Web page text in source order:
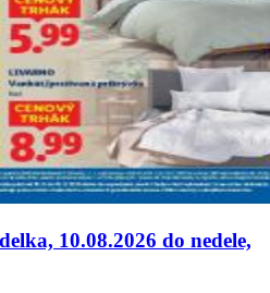
10.08.2026 do nedele,